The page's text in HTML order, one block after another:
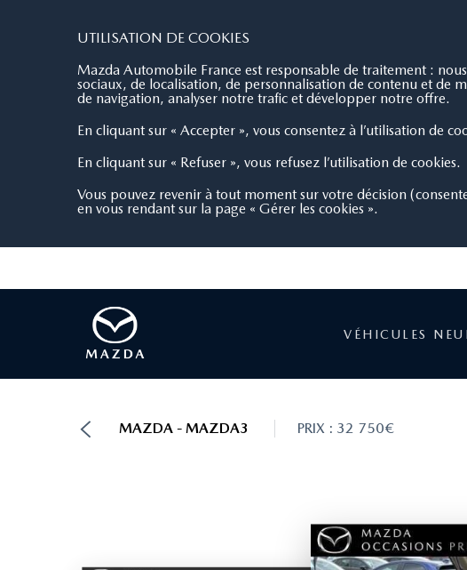
UTILISATION DE COOKIES
Mazda Automobile France est responsable de traitement :
sociaux, de localisation, de personnalisation de contenu et de
de navigation, analyser notre trafic et développer notre offre.
En cliquant sur « Accepter », vous consentez à l’utilisation de
En cliquant sur « Refuser », vous refusez l’utilisation de cookies.
Vous pouvez revenir à tout moment sur votre décision
en vous rendant sur la page « Gérer les cookies ».
VÉHICULES
MAZDA - MAZDA3 PRIX : 32 750€